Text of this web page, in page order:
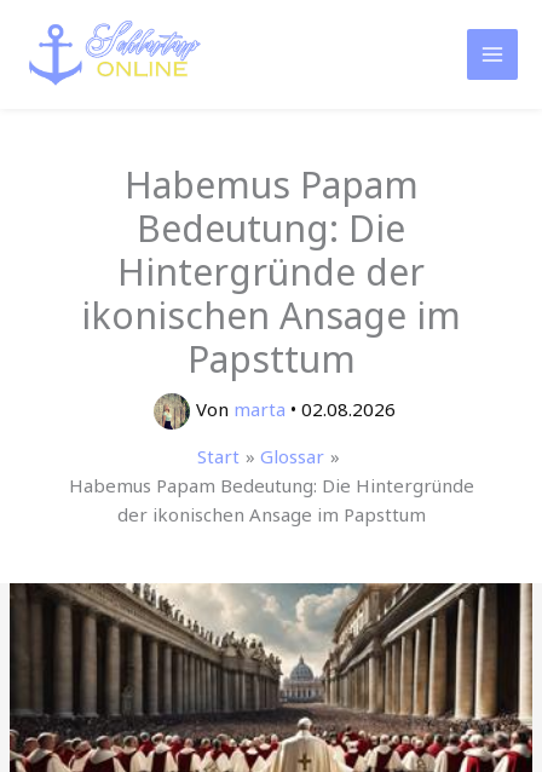
Inhalt
springen
Habemus Papam
Bedeutung: Die
Hintergründe der
ikonischen Ansage im
Papsttum
Von marta • 02.08.2026
Start
Glossar
Habemus Papam Bedeutung: Die Hintergründe
der ikonischen Ansage im Papsttum